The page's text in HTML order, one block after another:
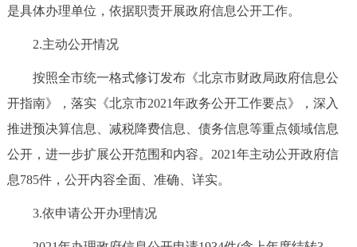
便民服务 利企服务 投资项目
政民互动
参与调查 在线访谈
是具体办理单位，依据职责开展政府信息公开工作。
2.主动公开情况
按照全市统一格式修订发布《北京市财政局政府信息公
开指南》，落实《北京市2021年政务公开工作要点》，深入
推进预决算信息、减税降费信息、债务信息等重点领域信息
公开，进一步扩展公开范围和内容。2021年主动公开政府信
息785件，公开内容全面、准确、详实。
3.依申请公开办理情况